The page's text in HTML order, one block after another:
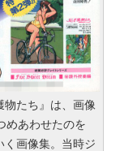
物たち』は、画像
めあわせたのを
く画像集。当時ジ